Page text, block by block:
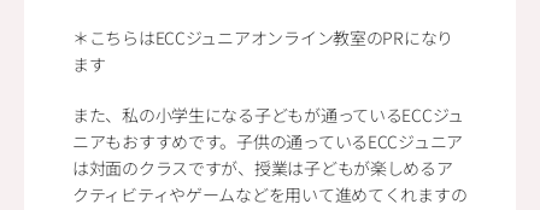
＊こちらはECCジュニアオンライン教室のPRになり
ます
また、私の小学生になる子どもが通っているECCジュ
ニアもおすすめです。子供の通っているECCジュニア
は対面のクラスですが、授業は子どもが楽しめるア
クティビティやゲームなどを用いて進めてくれますの